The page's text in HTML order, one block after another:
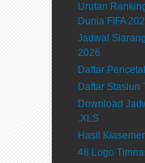
Urutan
Dunia FIFA
Jadwal
2026
Daftar
Daftar Stasiun
Download
.XLS
Hasil
48 Logo